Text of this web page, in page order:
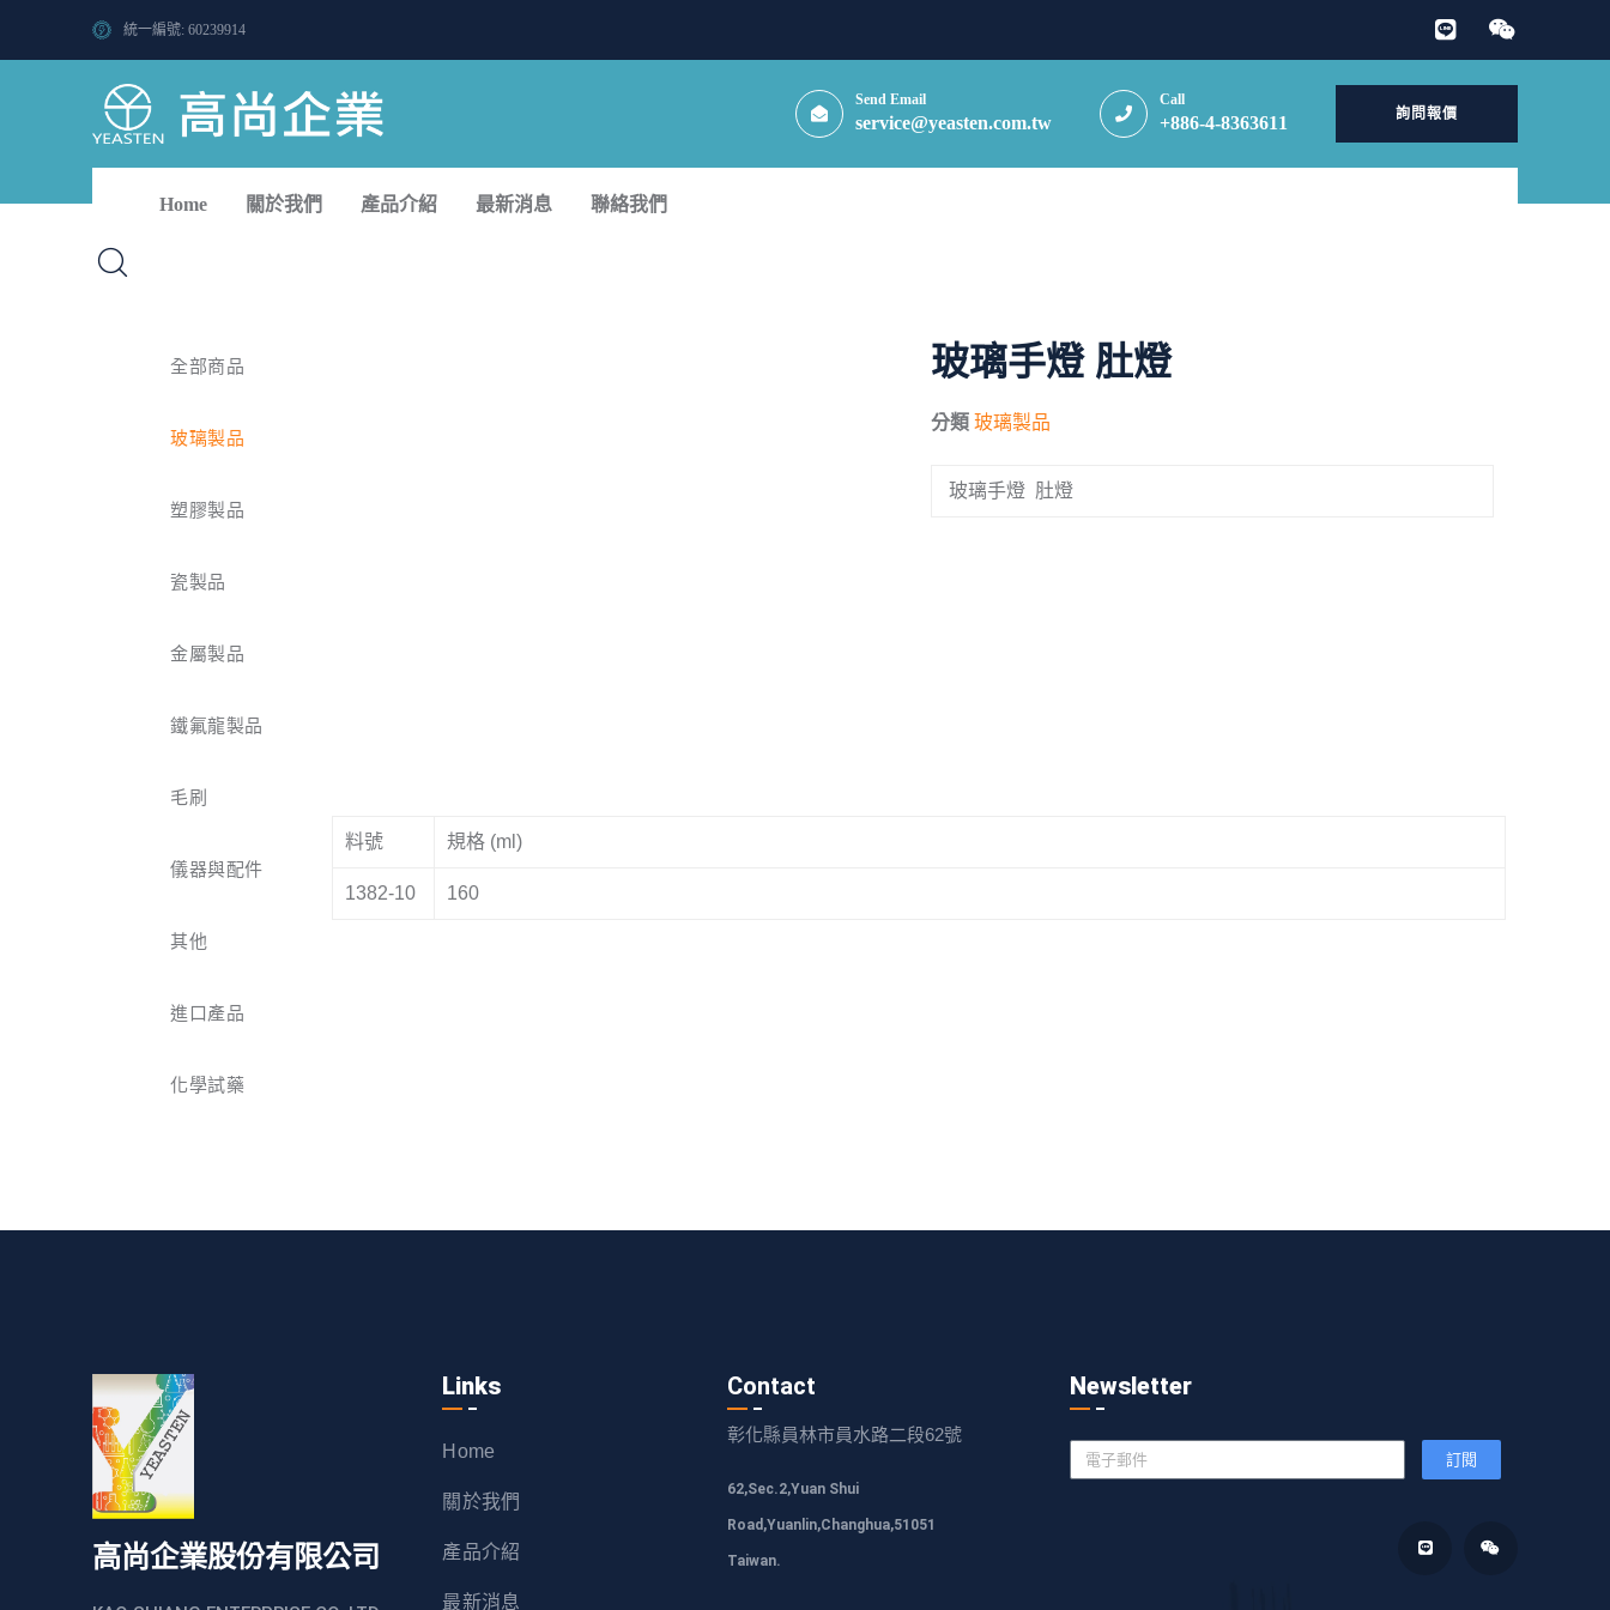
統一編號: 60239914
Send Email
service@yeasten.com.tw
Call
+886-4-8363611 詢問報價
Home 關於我們 產品介紹 最新消息 聯絡我們
全部商品
玻璃製品
塑膠製品
瓷製品
金屬製品
鐵氟龍製品
毛刷
儀器與配件
其他
進口產品
化學試藥
玻璃手燈 肚燈
分類 玻璃製品
玻璃手燈 肚燈
料號 規格 (ml)
1382-10 160
高尚企業股份有限公司
Links
Home
關於我們
產品介紹
最新消息
Contact
彰化縣員林市員水路二段62號
62,Sec.2,Yuan Shui
Road,Yuanlin,Changhua,51051
Taiwan.
Newsletter
訂閱